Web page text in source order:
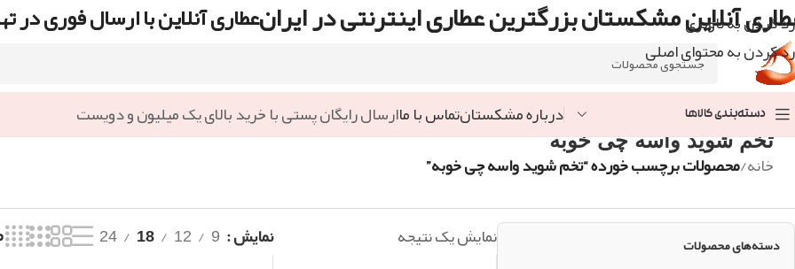
رد کردن به ناوبری
رد کردن به محتوای اصلی
آنلاین مشکستان بزرگترین عطاری اینترنتی در ایرانعطاری آنلاین با ارسال فوری در
دسته‌بندی کالاها درباره مشکستانتماس با ماارسال رایگان پستی با خرید بالای یک میلیون و دویست
تخم شوید واسه چی خوبه
خانه/محصولات برچسب خورده “تخم شوید واسه چی خوبه”
دسته‌های محصولات نمایش یک نتیجه نمایش 9
12
18
24